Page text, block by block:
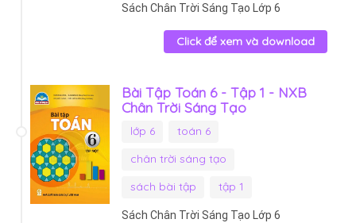
Sách Chân Trời Sáng Tạo Lớp 6
Click để xem và download
Bài Tập Toán 6 - Tập 1 - NXB
Chân Trời Sáng Tạo
lớp 6
toán 6
chân trời sáng tạo
sách bài tập
tập 1
Sách Chân Trời Sáng Tạo Lớp 6